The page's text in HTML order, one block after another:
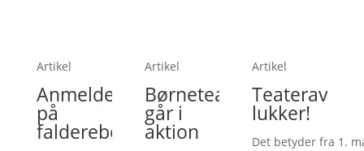
Artikel
Anmelderi
på
falderebet
Artikel
Børneteatre
går i
aktion
Artikel
Teateravisen
lukker!
Det betyder fra 1.